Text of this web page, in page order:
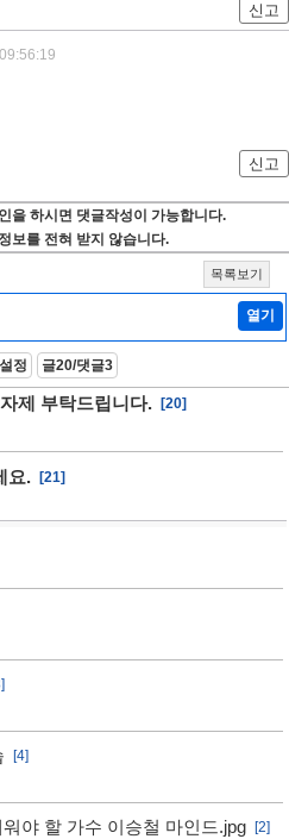
신고
신고
을 하시면 댓글작성이 가능합니다.
보를 전혀 받지 않습니다.
목록보기
열기
정 글20/댓글3
제 부탁드립니다.
[20]
요.
[21]
[4]
야 할 가수 이승철 마인드.jpg
[2]